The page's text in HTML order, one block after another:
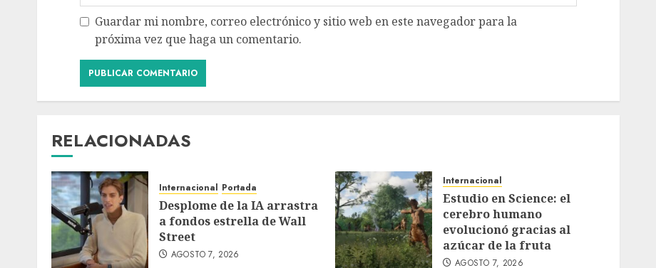
Guardar mi nombre, correo electrónico y sitio web en este navegador para la
próxima vez que haga un comentario.
RELACIONADAS
Internacional Portada
Desplome de la IA arrastra
a fondos estrella de Wall
Street
AGOSTO 7, 2026
Internacional
Estudio en Science: el
cerebro humano
evolucionó gracias al
azúcar de la fruta
AGOSTO 7, 2026